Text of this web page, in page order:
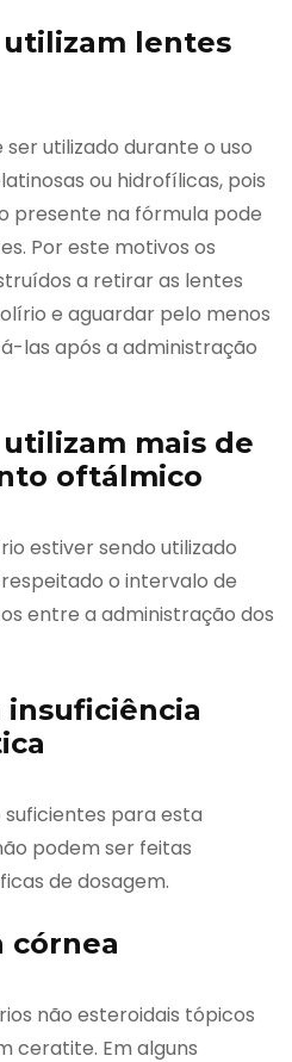
lentes
ser utilizado durante o uso
ou hidrofílicas, pois
presente na fórmula pode
Por este motivos os
a retirar as lentes
e aguardar pelo menos
las após a administração
mais de
oftálmico
estiver sendo utilizado
o intervalo de
entre a administração dos
insuficiência
suficientes para esta
podem ser feitas
de dosagem.
córnea
não esteroidais tópicos
ceratite. Em alguns